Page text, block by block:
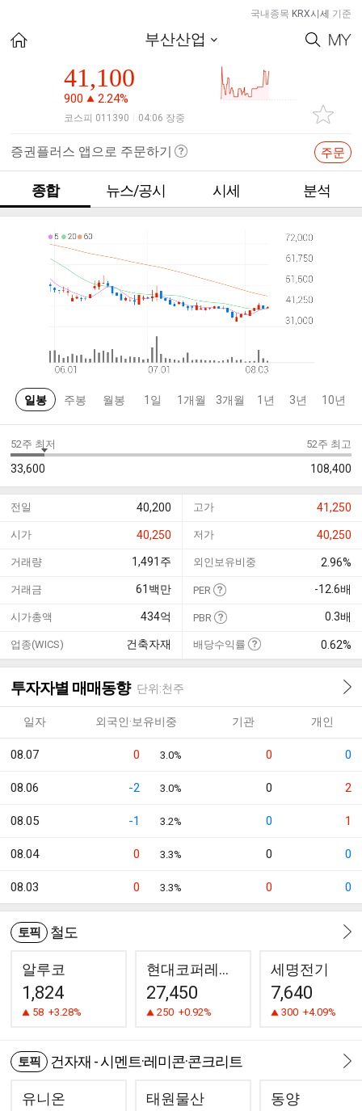
국내종목 KRX시세 기준
부산산업
41,100
900 2.24%
코스피 011390 04:06 장중
증권플러스 앱으로 주문하기 주문
종합 뉴스/공시 시세 분석
일봉 주봉 월봉 1일 1개월 3개월 1년 3년 10년
52주 최저
33,600
52주 최고
108,400
전일 40,200 고가 41,250
시가 40,250 저가 40,250
거래량 1,491 주 외인보유비중 2.96%
거래금 61 백만 PER -12.6배
시가총액 434억 PBR 0.3배
업종(WICS) 건축자재 배당수익률 0.62%
투자자별 매매동향 단위:천주
일자 외국인·보유비중 기관 개인
08.07 0 3.0% 0 0
08.06 -2 3.0% 0 2
08.05 -1 3.2% 0 1
08.04 0 3.3% 0 0
08.03 0 3.3% 0 0
토픽 철도
알루코
1,824
58 +3.28%
현대코퍼레이션
27,450
250 +0.92%
세명전기
7,640
300 +4.09%
토픽 건자재 - 시멘트·레미콘·콘크리트
유니온 태원물산 동양